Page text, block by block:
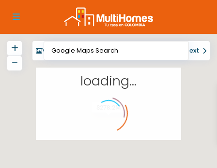
$278.2M
loading...
View My Location Next